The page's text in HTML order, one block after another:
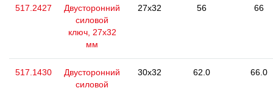
517.2427
Двусторонний
силовой
ключ, 27x32
мм
27x32 56 66
517.1430
Двусторонний
силовой
30x32 62.0 66.0